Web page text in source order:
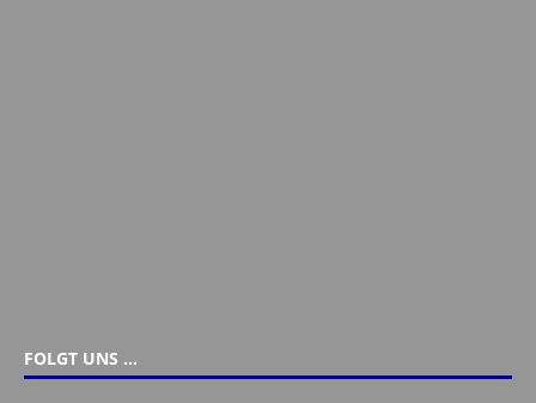
FOLGT UNS …